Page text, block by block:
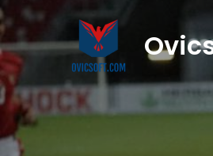
Skip
to
content